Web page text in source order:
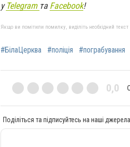
уTelegram таFacebook!
Якщо ви помітили помилку, виділіть необхідний
#БілаЦерква #поліція #пограбування
0,0
Поділіться та підписуйтесь на наші джерела